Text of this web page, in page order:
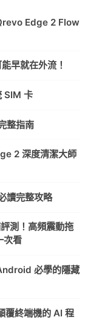
Edge 2 Flow
早就在外流！
SIM 卡
整指南
2 深度清潔大師
讀完整攻略
測！高頻震動拖
次看
必學的隱藏
覆終端機的 AI 程